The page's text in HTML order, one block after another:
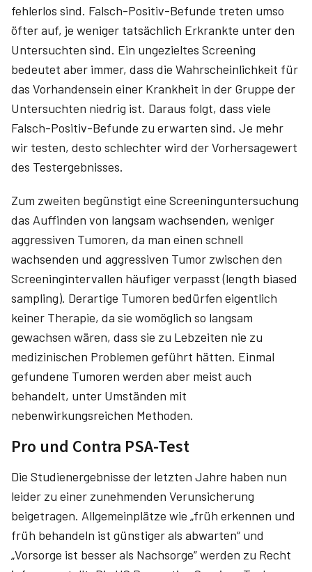
fehlerlos sind. Falsch-Positiv-Befunde treten umso
öfter auf, je weniger tatsächlich Erkrankte unter den
Untersuchten sind. Ein ungezieltes Screening
bedeutet aber immer, dass die Wahrscheinlichkeit für
das Vorhandensein einer Krankheit in der Gruppe der
Untersuchten niedrig ist. Daraus folgt, dass viele
Falsch-Positiv-Befunde zu erwarten sind. Je mehr
wir testen, desto schlechter wird der Vorhersagewert
des Testergebnisses.
Zum zweiten begünstigt eine Screeninguntersuchung
das Auffinden von langsam wachsenden, weniger
aggressiven Tumoren, da man einen schnell
wachsenden und aggressiven Tumor zwischen den
Screeningintervallen häufiger verpasst (length biased
sampling). Derartige Tumoren bedürfen eigentlich
keiner Therapie, da sie womöglich so langsam
gewachsen wären, dass sie zu Lebzeiten nie zu
medizinischen Problemen geführt hätten. Einmal
gefundene Tumoren werden aber meist auch
behandelt, unter Umständen mit
nebenwirkungsreichen Methoden.
Pro und Contra PSA-Test
Die Studienergebnisse der letzten Jahre haben nun
leider zu einer zunehmenden Verunsicherung
beigetragen. Allgemeinplätze wie „früh erkennen und
früh behandeln ist günstiger als abwarten“ und
„Vorsorge ist besser als Nachsorge“ werden zu Recht